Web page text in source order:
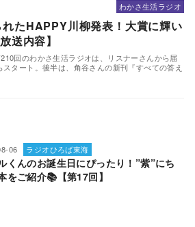
わかさ生活ラジオ
たHAPPY川柳発表！大賞に輝い
送内容】
回のわかさ生活ラジオは、リスナーさんから届
タート。後半は、角谷さんの新刊『すべての答え
06 ラジオひろば東海
くんのお誕生日にぴったり！”紫”にち
をご紹介📚【第17回】